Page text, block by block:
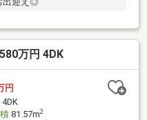
万円 4DK
円
4DK
81.57m2